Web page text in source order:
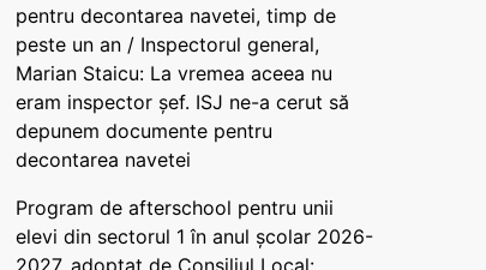
pentru decontarea navetei, timp de
peste un an / Inspectorul general,
Marian Staicu: La vremea aceea nu
eram inspector șef. ISJ ne-a cerut să
depunem documente pentru
decontarea navetei
Program de afterschool pentru unii
elevi din sectorul 1 în anul școlar 2026-
2027, adoptat de Consiliul Local: